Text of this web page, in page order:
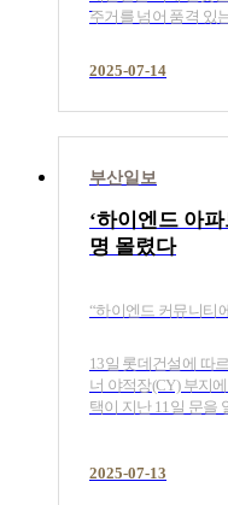
주거를 넘어 품격 있
2025-07-14
부산일보
‘하이엔드 아
명 몰렸다
“하이엔드 커뮤니티
13일 롯데건설에 따
너 야적장(CY) 부지
택이 지난 11일 문을
2025-07-13